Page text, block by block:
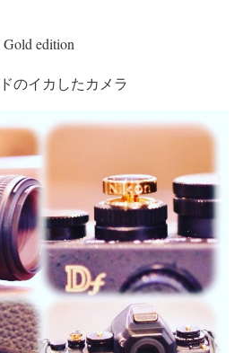
edition
のイカしたカメラ